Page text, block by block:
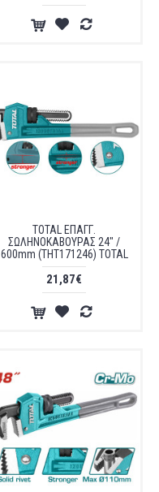
TOTAL ΕΠΑΓΓ.
ΣΩΛΗΝΟΚΑΒΟΥΡΑΣ 24" /
600mm (THT171246) TOTAL
21,87€